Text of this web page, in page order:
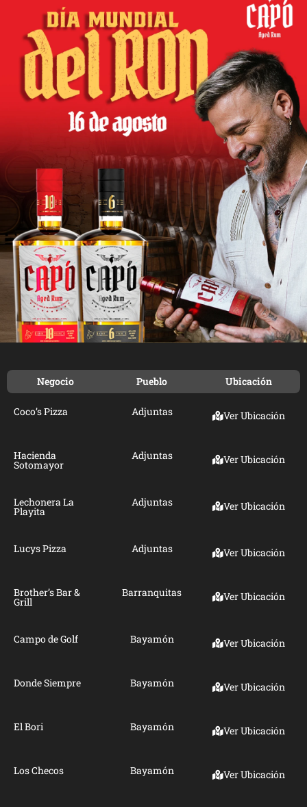
Negocio Pueblo Ubicación
Coco’s Pizza Adjuntas Ver Ubicación
Hacienda
Sotomayor
Adjuntas Ver Ubicación
Lechonera La
Playita
Adjuntas Ver Ubicación
Lucys Pizza Adjuntas Ver Ubicación
Brother’s Bar &
Grill
Barranquitas Ver Ubicación
Campo de Golf Bayamón Ver Ubicación
Donde Siempre Bayamón Ver Ubicación
El Bori Bayamón Ver Ubicación
Los Checos Bayamón Ver Ubicación